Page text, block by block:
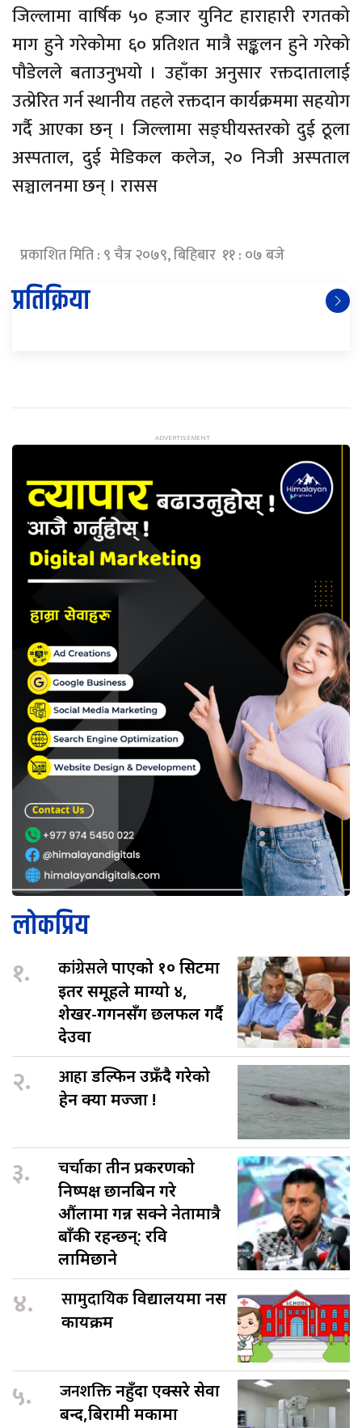
जिल्लामा वार्षिक ५० हजार युनिट हाराहारी रगतको
माग हुने गरेकोमा ६० प्रतिशत मात्रै सङ्कलन हुने गरेको
पौडेलले बताउनुभयो । उहाँका अनुसार रक्तदातालाई
उत्प्रेरित गर्न स्थानीय तहले रक्तदान कार्यक्रममा सहयोग
गर्दै आएका छन् । जिल्लामा सङ्घीयस्तरको दुई ठूला
अस्पताल, दुई मेडिकल कलेज, २० निजी अस्पताल
सञ्चालनमा छन् । रासस
प्रकाशित मिति : ९ चैत्र २०७९, बिहिबार ११ : ०७ बजे
प्रतिक्रिया
लोकप्रिय
१. कांग्रेसलेपाएको १० सिटमा
इतर समूहले माग्यो ४,
शेखर-गगनसँग छलफल गर्दै
देउवा
२. आहाडल्फिन उफ्रँदै गरेको
हेर्न क्या मज्जा !
३. चर्चाकातीन प्रकरणको
निष्पक्ष छानबिन गरे
औंलामा गन्न सक्ने नेतामात्रै
बाँकी रहन्छन्: रवि
लामिछाने
४. सामुदायिकविद्यालयमा नर्स
कार्यक्रम
५. जनशक्तिनहुँदा एक्सरे सेवा
बन्द,बिरामी मर्कामा